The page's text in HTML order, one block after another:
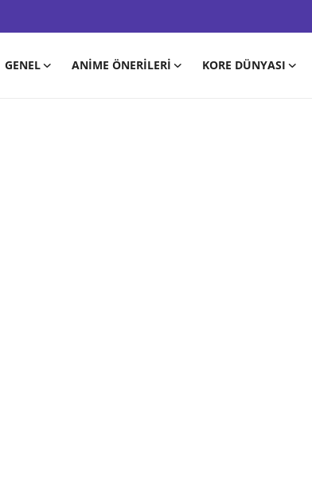
GENEL ANIME ÖNERILERI KORE DÜNYASI